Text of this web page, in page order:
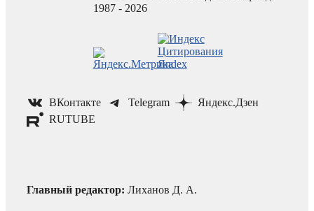
1987 - 2026
ВКонтакте Telegram
Яндекс.Дзен
RUTUBE
Главный редактор: Лиханов Д. А.